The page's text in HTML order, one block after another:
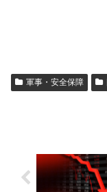
軍事・安全保障